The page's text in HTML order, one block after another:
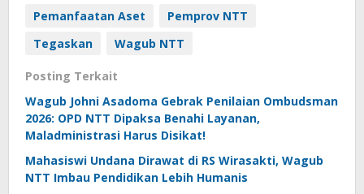
Pemanfaatan Aset
Pemprov NTT
Tegaskan
Wagub NTT
Posting Terkait
Wagub Johni Asadoma Gebrak Penilaian Ombudsman
2026: OPD NTT Dipaksa Benahi Layanan,
Maladministrasi Harus Disikat!
Mahasiswi Undana Dirawat di RS Wirasakti, Wagub
NTT Imbau Pendidikan Lebih Humanis